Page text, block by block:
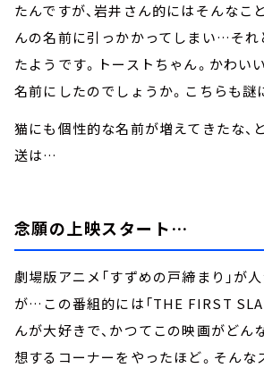
たんですが、岩井さん的にはそんなこ
んの名前に引っかかってしまい…それ
たようです。トーストちゃん。かわい
名前にしたのでしょうか。こちらも謎
猫にも個性的な名前が増えてきたな、
送は…
念願の上映スタート…
劇場版アニメ「すずめの戸締まり」が
が…この番組的には「THE FIRST
んが大好きで、かつてこの映画がどん
想するコーナーをやったほど。そんな